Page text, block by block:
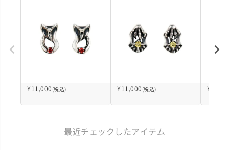
¥ 11,000 (税込) ¥ 11,000 (税込) ¥
最近チェックしたアイテム